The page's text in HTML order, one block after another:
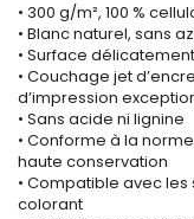
• 300 g/m², 100 %
• Blanc naturel, sans
• Surface
• Couchage jet
d’impression
• Sans acide ni lignine
• Conforme à la
haute conservation
• Compatible avec
colorant